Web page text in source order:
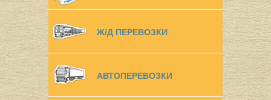
Ж/Д ПЕРЕВОЗКИ
АВТОПЕРЕВОЗКИ